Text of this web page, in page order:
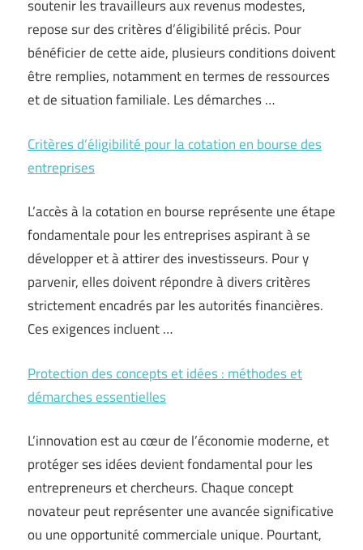
soutenir les travailleurs aux revenus modestes,
repose sur des critères d’éligibilité précis. Pour
bénéficier de cette aide, plusieurs conditions doivent
être remplies, notamment en termes de ressources
et de situation familiale. Les démarches …
Critères d’éligibilité pour la cotation en bourse des
entreprises
L’accès à la cotation en bourse représente une étape
fondamentale pour les entreprises aspirant à se
développer et à attirer des investisseurs. Pour y
parvenir, elles doivent répondre à divers critères
strictement encadrés par les autorités financières.
Ces exigences incluent …
Protection des concepts et idées : méthodes et
démarches essentielles
L’innovation est au cœur de l’économie moderne, et
protéger ses idées devient fondamental pour les
entrepreneurs et chercheurs. Chaque concept
novateur peut représenter une avancée significative
ou une opportunité commerciale unique. Pourtant,